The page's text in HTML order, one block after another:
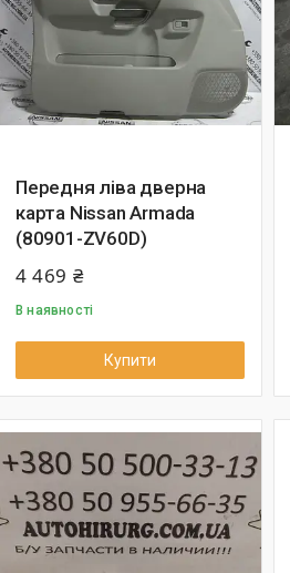
Передня ліва дверна
карта Nissan Armada
(80901-ZV60D)
4 469 ₴
В наявності
Купити